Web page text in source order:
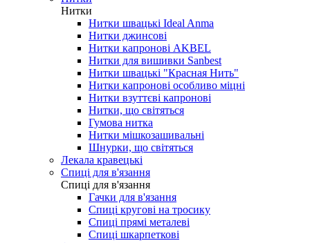
Нитки
Нитки швацькі Ideal Anma
Нитки джинсові
Нитки капронові AKBEL
Нитки для вишивки Sanbest
Нитки швацькі "Красная Нить"
Нитки капронові особливо міцні
Нитки взуттєві капронові
Нитки, що світяться
Гумова нитка
Нитки мішкозашивальні
Шнурки, що світяться
Лекала кравецькі
Cпиці для в'язання
Cпиці для в'язання
Гачки для в'язання
Спиці кругові на тросику
Спиці прямі металеві
Спиці шкарпеткові